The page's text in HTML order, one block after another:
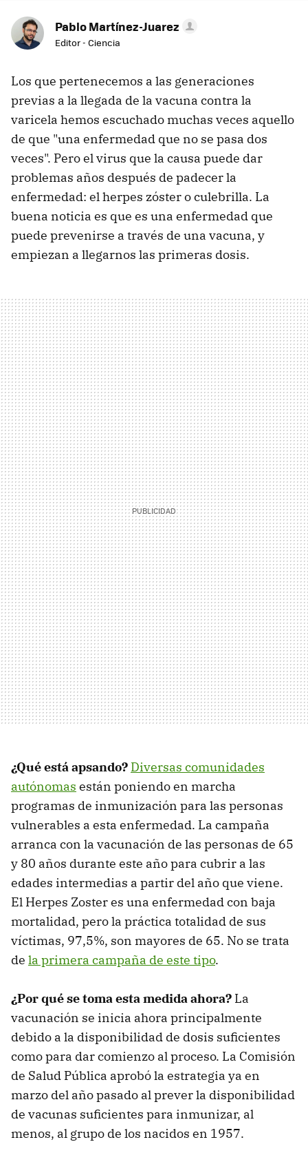
Pablo Martínez-Juarez
Editor - Ciencia
Los que pertenecemos a las generaciones
previas a la llegada de la vacuna contra la
varicela hemos escuchado muchas veces aquello
de que "una enfermedad que no se pasa dos
veces". Pero el virus que la causa puede dar
problemas años después de padecer la
enfermedad: el herpes zóster o culebrilla. La
buena noticia es que es una enfermedad que
puede prevenirse a través de una vacuna, y
empiezan a llegarnos las primeras dosis.
¿Qué está apsando? Diversas comunidades
autónomas están poniendo en marcha
programas de inmunización para las personas
vulnerables a esta enfermedad. La campaña
arranca con la vacunación de las personas de 65
y 80 años durante este año para cubrir a las
edades intermedias a partir del año que viene.
El Herpes Zoster es una enfermedad con baja
mortalidad, pero la práctica totalidad de sus
víctimas, 97,5%, son mayores de 65. No se trata
de la primera campaña de este tipo.
¿Por qué se toma esta medida ahora? La
vacunación se inicia ahora principalmente
debido a la disponibilidad de dosis suficientes
como para dar comienzo al proceso. La Comisión
de Salud Pública aprobó la estrategia ya en
marzo del año pasado al prever la disponibilidad
de vacunas suficientes para inmunizar, al
menos, al grupo de los nacidos en 1957.